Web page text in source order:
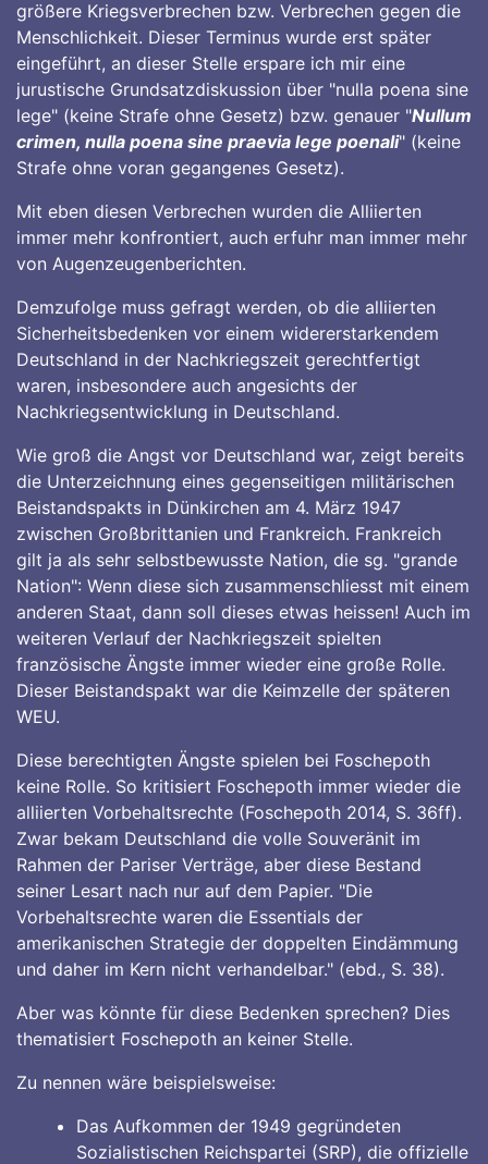
größere Kriegsverbrechen bzw. Verbrechen gegen die
Menschlichkeit. Dieser Terminus wurde erst später
eingeführt, an dieser Stelle erspare ich mir eine
jurustische Grundsatzdiskussion über "nulla poena sine
lege" (keine Strafe ohne Gesetz) bzw. genauer "Nullum
crimen, nulla poena sine praevia lege poenali" (keine
Strafe ohne voran gegangenes Gesetz).
Mit eben diesen Verbrechen wurden die Alliierten
immer mehr konfrontiert, auch erfuhr man immer mehr
von Augenzeugenberichten.
Demzufolge muss gefragt werden, ob die alliierten
Sicherheitsbedenken vor einem widererstarkendem
Deutschland in der Nachkriegszeit gerechtfertigt
waren, insbesondere auch angesichts der
Nachkriegsentwicklung in Deutschland.
Wie groß die Angst vor Deutschland war, zeigt bereits
die Unterzeichnung eines gegenseitigen militärischen
Beistandspakts in Dünkirchen am 4. März 1947
zwischen Großbrittanien und Frankreich. Frankreich
gilt ja als sehr selbstbewusste Nation, die sg. "grande
Nation": Wenn diese sich zusammenschliesst mit einem
anderen Staat, dann soll dieses etwas heissen! Auch im
weiteren Verlauf der Nachkriegszeit spielten
französische Ängste immer wieder eine große Rolle.
Dieser Beistandspakt war die Keimzelle der späteren
WEU.
Diese berechtigten Ängste spielen bei Foschepoth
keine Rolle. So kritisiert Foschepoth immer wieder die
alliierten Vorbehaltsrechte (Foschepoth 2014, S. 36ff).
Zwar bekam Deutschland die volle Souveränit im
Rahmen der Pariser Verträge, aber diese Bestand
seiner Lesart nach nur auf dem Papier. "Die
Vorbehaltsrechte waren die Essentials der
amerikanischen Strategie der doppelten Eindämmung
und daher im Kern nicht verhandelbar." (ebd., S. 38).
Aber was könnte für diese Bedenken sprechen? Dies
thematisiert Foschepoth an keiner Stelle.
Zu nennen wäre beispielsweise:
Das Aufkommen der 1949 gegründeten
Sozialistischen Reichspartei (SRP), die offizielle